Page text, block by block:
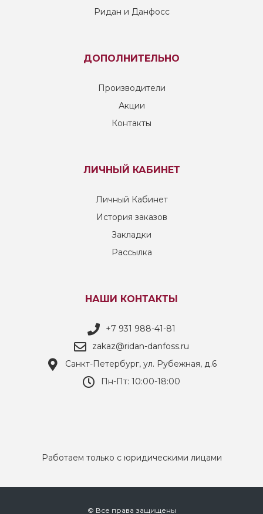
Ридан и Данфосс
ДОПОЛНИТЕЛЬНО
Производители
Акции
Контакты
ЛИЧНЫЙ КАБИНЕТ
Личный Кабинет
История заказов
Закладки
Рассылка
НАШИ КОНТАКТЫ
+7 931 988-41-81
zakaz@ridan-danfoss.ru
Санкт-Петербург, ул. Рубежная, д.6
Пн-Пт: 10:00-18:00
Работаем только с юридическими лицами
© Все права защищены